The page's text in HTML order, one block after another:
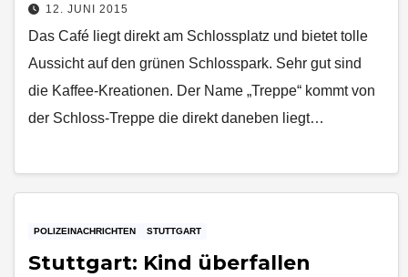
12. JUNI 2015
Das Café liegt direkt am Schlossplatz und bietet tolle
Aussicht auf den grünen Schlosspark. Sehr gut sind
die Kaffee-Kreationen. Der Name „Treppe“ kommt von
der Schloss-Treppe die direkt daneben liegt…
POLIZEINACHRICHTEN STUTTGART
Stuttgart: Kind überfallen